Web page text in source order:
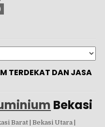
TERDEKAT DAN JASA
Bekasi
Barat | Bekasi Utara |